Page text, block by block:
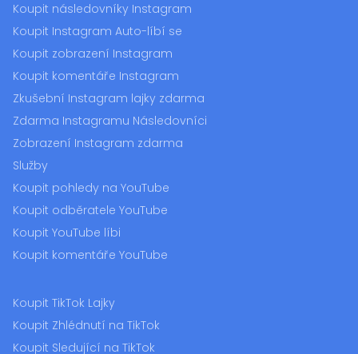
Koupit následovníky Instagram
Koupit Instagram Auto-líbí se
Koupit zobrazení Instagram
Koupit komentáře Instagram
Zkušební Instagram lajky zdarma
Zdarma Instagramu Následovníci
Zobrazení Instagram zdarma
Služby
Koupit pohledy na YouTube
Koupit odběratele YouTube
Koupit YouTube líbi
Koupit komentáře YouTube
Koupit TikTok Lajky
Koupit Zhlédnutí na TikTok
Koupit Sledující na TikTok